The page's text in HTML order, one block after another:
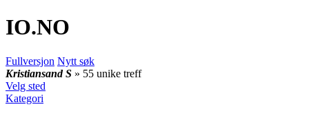
IO.NO
Fullversjon Nytt søk
Kristiansand S » 55 unike treff
Velg sted
Kategori